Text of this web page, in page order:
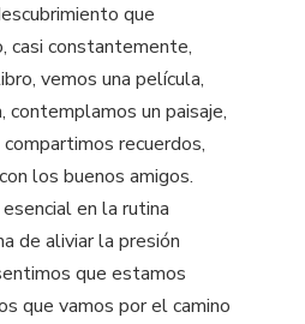
que
casi constantemente,
vemos una película,
contemplamos un paisaje,
recuerdos,
los buenos amigos.
en la rutina
de aliviar la presión
que estamos
que vamos por el camino